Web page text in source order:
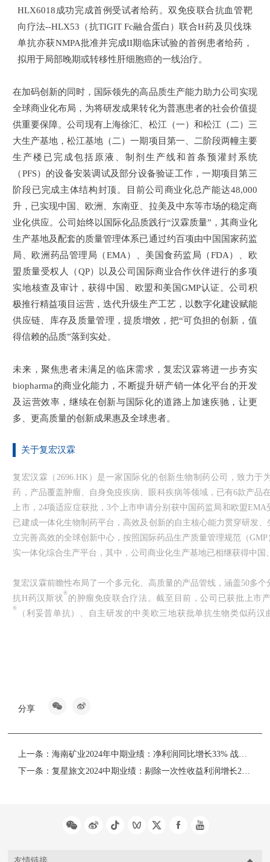
HLX6018成功完成首例受试者给药。双免疫联合抗血管靶
向疗法--HLX53（抗TIGIT Fc融合蛋白）联合H药及贝伐珠
单抗亦获NMPA批准并完成II期临床试验的首例患者给药，
拟用于局部晚期或转移性肝细胞癌的一线治疗。
在加码创新的同时，国际领先的高品质生产能力助力公司实现
全球商业化布局，为将研发成果转化为普惠患者的社会价值提
供重要保障。公司现有上海徐汇、松江（一）和松江（二）三
大生产基地，松江基地（二）一期项目第一、二阶段两幢主要
生产楼已完成包括原液、制剂生产线和首条预灌封系统
（PFS）的设备安装调试及部分设备验证工作，一期项目第三
阶段已完成主体结构封顶。目前公司商业化总产能达48,000
升，已实现中国、欧洲、东南亚、拉美及中东等市场的稳定商
业化供应。公司始终以国际化品质践行“汉霖质量”，其商业化
生产基地及配套的质量管理体系已通过约百项由中国国家药监
局、欧洲药品管理局（EMA）、美国食药监局（FDA）、欧
盟质量受权人（QP）以及公司国际商业合作伙伴进行的多项
实地核查及审计，获得中国、欧盟和美国GMP认证。公司积
极推行精益项目运营，迭代升级生产工艺，以数字化建设赋能
供应链、库存及质量管理，提质增效，把“可负担的创新，值
得信赖的品质”落到实处。
未来，聚焦患者未满足的临床需求，复宏汉霖将进一步夯实
biopharma的商业化能力，不断提升研产销一体化平台的开发
及运营效率，继续在创新与国际化的道路上加速疾驰，让更
多、更高质量的创新成果惠及全球患者。
关于复宏汉霖
复宏汉霖（2696.HK）是一家国际化的创新生物制药公司，致力于
药，产品覆盖肿瘤、自身免疫疾病、眼科疾病等领域，已有6款产品
上市，24项适应症获批，3个上市申请分别获中国药监局和欧盟
已建成一体化生物制药平台，高效及创新的自主核心能力贯穿研发
立完善高效的全球创新中心，按照国际药品生产质量管理规范（
实一体化综合生产平台，其中，公司商业化生产基地已相继获得中国
复宏汉霖前瞻性布局了一个多元化、高质量的产品管线，涵盖50多
抗H药汉斯状
®
的肿瘤免疫联合疗法。截至目前，公司已获批上市
®
（利妥昔单抗）、自主研发的中美欧三地获批单抗生物类似药汉
分享
上一条：海南矿业2024年中期业绩：净利润同比增长33% 战略转型加速落地
下一条：复星旅文2024中期业绩：剔除一次性收益利润增长20%